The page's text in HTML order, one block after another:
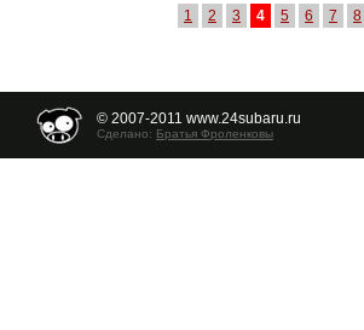
1 2 3 4 5 6 7 8
© 2007-2011 www.24subaru.ru
Сделано: Братья Фроленковы